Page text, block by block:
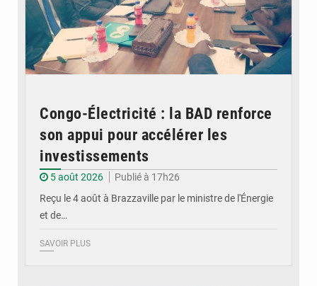
Congo-Électricité : la BAD renforce
son appui pour accélérer les
investissements
5 août 2026
Publié à 17h26
Reçu le 4 août à Brazzaville par le ministre de l'Énergie
et de…
SAVOIR PLUS